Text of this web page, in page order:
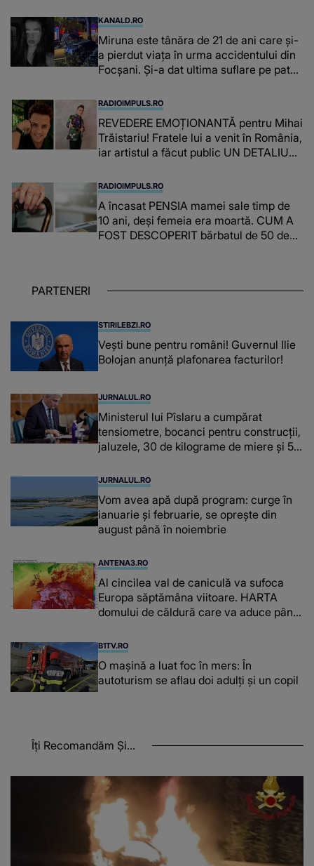
KANALD.RO
Miruna este tânăra de 21 de ani care și-
a pierdut viața în urma accidentului din
Focșani. Și-a dat ultima suflare pe patul
RADIOIMPULS.RO
REVEDERE EMOȚIONANTĂ pentru Mihai
Trăistariu! Fratele lui a venit în România,
iar artistul a făcut public UN DETALIU
ce spuneți ? Să se..."
RADIOIMPULS.RO
A încasat PENSIA mamei sale timp de
10 ani, deși femeia era moartă. CUM A
FOST DESCOPERIT bărbatul de 50 de
PARTENERI
STIRILEBZI.RO
Vești bune pentru români! Guvernul Ilie
Bolojan anunță plafonarea facturilor!
JURNALUL.RO
Ministerul lui Pîslaru a cumpărat
tensiometre, bocanci pentru construcții,
jaluzele, 30 de kilograme de miere și 50
JURNALUL.RO
Vom avea apă după program: curge în
ianuarie și februarie, se oprește din
august până în noiembrie
ANTENA3.RO
Al cincilea val de caniculă va sufoca
Europa săptămâna viitoare. HARTA
domului de căldură care va aduce până
B1TV.RO
O maşină a luat foc în mers: În
autoturism se aflau doi adulți și un copil
Îți Recomandăm Și...